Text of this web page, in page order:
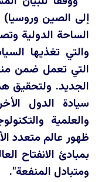
إلى الصين وروسيا)
الساحة الدولية
والتي تغذيها
التي تعمل ضمن
الجديد. ولتحقيق
سيادة الدول
والعلمية
ظهور عالم متعدد
بمبادئ الانفتاح
ومتبادل المنفعة".